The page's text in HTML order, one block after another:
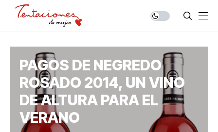
PAGOS DE NEGREDO
ROSADO 2014, UN VINO
DE ALTURA PARA EL
VERANO